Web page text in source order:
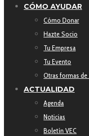
CÓMO AYUDAR
Cómo Donar
Hazte Socio
Tu Empresa
Tu Evento
Otras formas de
ACTUALIDAD
Agenda
Noticias
Boletín VEC